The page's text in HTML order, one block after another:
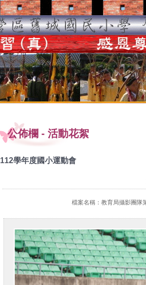
公佈欄 - 活動花絮
112學年度國小運動會
檔案名稱：教育局攝影團隊